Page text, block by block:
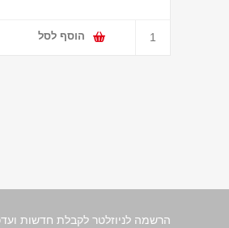
הוסף לסל
הרשמה לניוזלטר לקבלת חדשות